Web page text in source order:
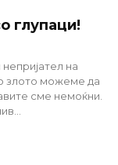
глупаци!
на
злото можеме да
сме немоќни.